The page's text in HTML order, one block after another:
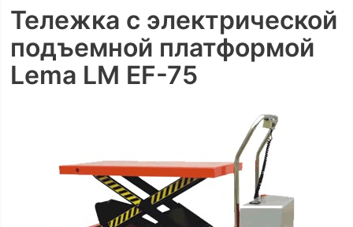
Тележка с электрической
подъемной платформой
Lema LM EF-75